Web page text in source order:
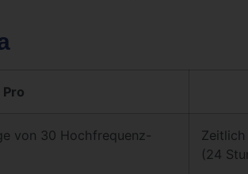
Pro
von 30 Hochfrequenz-
(24